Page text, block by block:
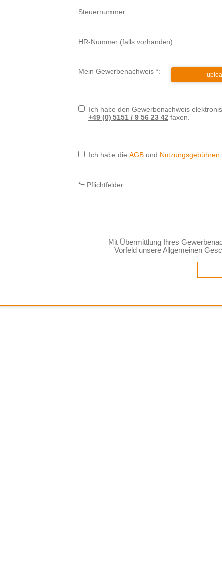
Steuernummer :
HR-Nummer (falls vorhanden):
Mein Gewerbenachweis *:
Ich habe den Gewerbenachweis
+49 (0) 5151 / 9 56 23 42 faxen.
Ich habe die AGB und Nutzungsgebühren
*= Pflichtfelder
Mit Übermittlung Ihres
Vorfeld unsere Allgemeinen